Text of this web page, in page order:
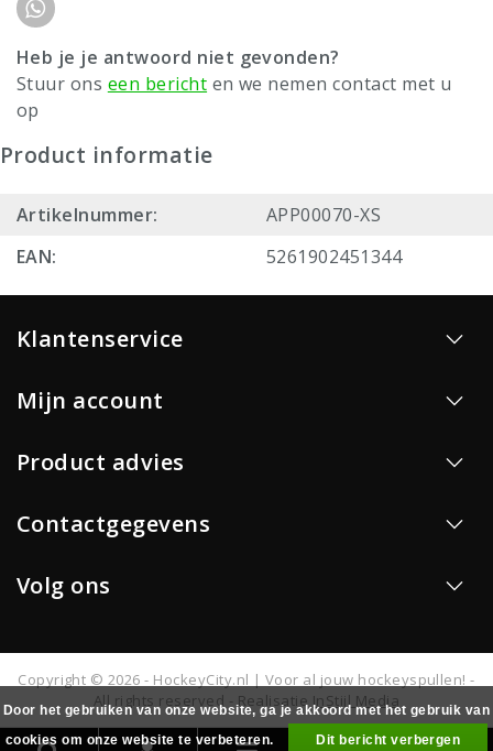
Heb je je antwoord niet gevonden?
Stuur ons een bericht en we nemen contact met u
op
Product informatie
Artikelnummer:
APP00070-XS
EAN:
5261902451344
Klantenservice
Mijn account
Product advies
Contactgegevens
Volg ons
Copyright © 2026 - HockeyCity.nl | Voor al jouw hockeyspullen! -
All rights reserved - Realisatie InStijl Media
0
Door het gebruiken van onze website, ga je akkoord met het gebruik van
cookies om onze website te verbeteren.
Dit bericht verbergen